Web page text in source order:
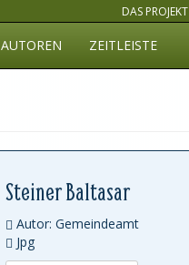
DAS PROJEKT
AUTOREN ZEITLEISTE
Steiner Baltasar
Autor: Gemeindeamt
Jpg